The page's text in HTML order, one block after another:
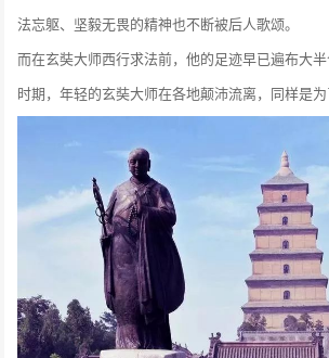
法忘躯、坚毅无畏的精神也不断被后人歌颂。
而在玄奘大师西行求法前，他的足迹早已遍布大
时期，年轻的玄奘大师在各地颠沛流离，同样是为